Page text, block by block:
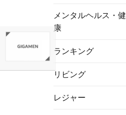
メンタルヘルス・健
康
ランキング
リビング
レジャー